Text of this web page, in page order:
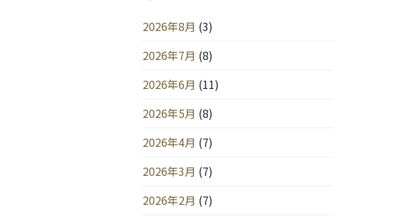
2026年8月 (3)
2026年7月 (8)
2026年6月 (11)
2026年5月 (8)
2026年4月 (7)
2026年3月 (7)
2026年2月 (7)